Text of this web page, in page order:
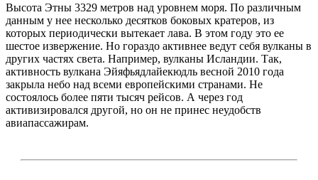
Высота Этны 3329 метров над уровнем моря. По различным
данным у нее несколько десятков боковых кратеров, из
которых периодически вытекает лава. В этом году это ее
шестое извержение. Но гораздо активнее ведут себя вулканы в
других частях света. Например, вулканы Исландии. Так,
активность вулкана Эйяфьядлайекюдль весной 2010 года
закрыла небо над всеми европейскими странами. Не
состоялось более пяти тысяч рейсов. А через год
активизировался другой, но он не принес неудобств
авиапассажирам.